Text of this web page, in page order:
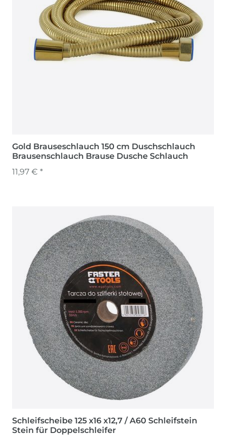
Gold Brauseschlauch 150 cm Duschschlauch
Brausenschlauch Brause Dusche Schlauch
11,97 € *
Schleifscheibe 125 x16 x12,7 / A60 Schleifstein
Stein für Doppelschleifer